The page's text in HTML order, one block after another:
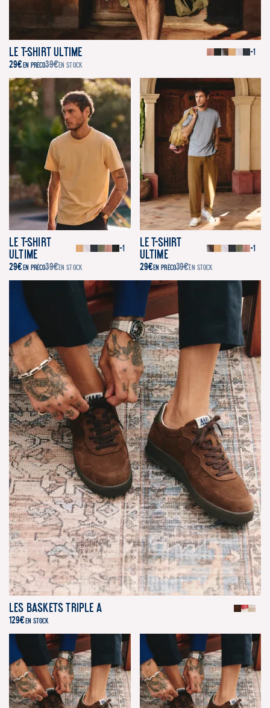
Le T-Shirt Ultime +1
29€EN PRÉCO39€EN STOCK
Le T-Shirt
Ultime
+1
29€EN PRÉCO39€EN STOCK
Le T-Shirt
Ultime
+1
29€EN PRÉCO39€EN STOCK
Les Baskets Triple A
129€ EN STOCK